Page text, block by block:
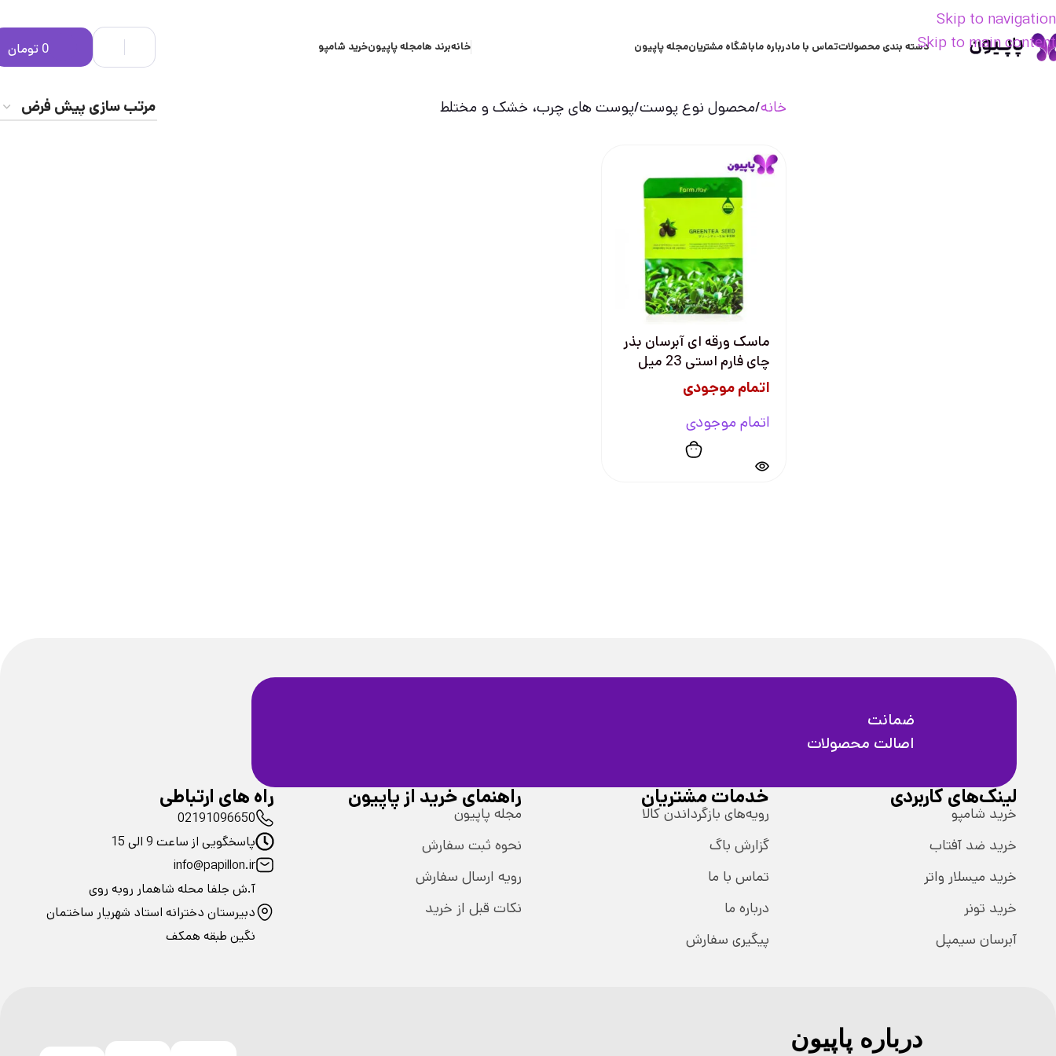
Skip to navigation
Skip to main contentدسته بندی محصولاتتماس با مادرباره ماباشگاه مشتریانمجله پاپیون خانهبرند هامجله پاپیونخرید شامپو 0 تومان
خانه محصول نوع پوست پوست های چرب، خشک و مختلط
ماسک ورقه ای آبرسان بذر
چای فارم استی 23 میل
اتمام موجودی
اتمام موجودی
ضمانت
اصالت محصولات
لینک‌های کاربردی
خرید شامپو
خرید ضد آفتاب
خرید میسلار واتر
خرید تونر
آبرسان سیمپل
خدمات مشتریان
رویه‌های بازگرداندن کالا
گزارش باگ
تماس با ما
درباره ما
پیگیری سفارش
راهنمای خرید از پاپیون
مجله پاپیون
نحوه ثبت سفارش
رویه ارسال سفارش
نکات قبل از خرید
راه های ارتباطی
02191096650
پاسخگویی از ساعت 9 الی 15
info@papillon.ir
آ.ش جلفا محله شاهمار روبه روی
دبیرستان دخترانه استاد شهریار ساختمان
نگین طبقه همکف
درباره پاپیون